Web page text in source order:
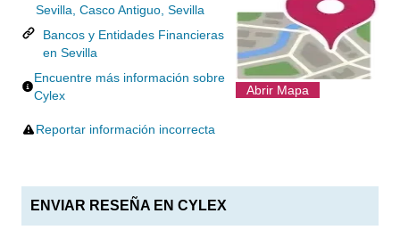
Sevilla, Casco Antiguo, Sevilla
Bancos y Entidades Financieras
en Sevilla
Encuentre más información sobre
Cylex
Reportar información incorrecta
Abrir Mapa
ENVIAR RESEÑA EN CYLEX